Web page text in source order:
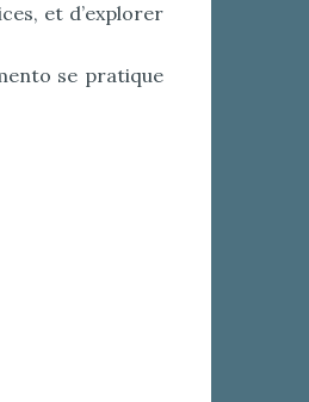
et d’explorer
se pratique